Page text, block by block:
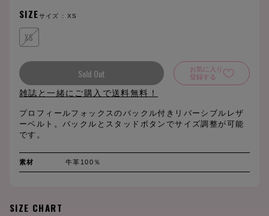
SIZEサイズ :XS
XS
Sold Out
お気に入り
登録する
雑誌と一緒にご購入で送料無料！
プロフィールフォックスのバックル付きリバーシブルレザ
ーベルト。バックルとスタッドボタンでサイズ調整が可能
です。
素材 牛革100％
SIZE CHART